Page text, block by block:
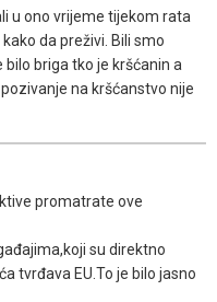
u ono vrijeme tijekom rata
da preživi. Bili smo
briga tko je kršćanin a
na kršćanstvo nije
promatrate ove
su direktno
tvrđava EU.To je bilo jasno